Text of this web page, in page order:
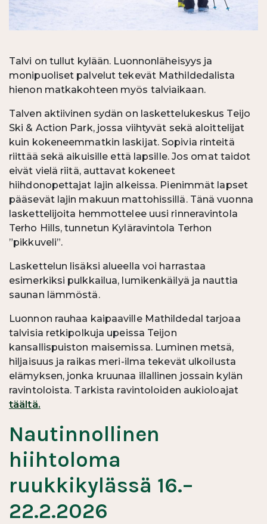
Talvi on tullut kylään. Luonnonläheisyys ja
monipuoliset palvelut tekevät Mathildedalista
hienon matkakohteen myös talviaikaan.
Talven aktiivinen sydän on laskettelukeskus Teijo
Ski & Action Park, jossa viihtyvät sekä aloittelijat
kuin kokeneemmatkin laskijat. Sopivia rinteitä
riittää sekä aikuisille että lapsille. Jos omat taidot
eivät vielä riitä, auttavat kokeneet
hiihdonopettajat lajin alkeissa. Pienimmät lapset
pääsevät lajin makuun mattohissillä. Tänä vuonna
laskettelijoita hemmottelee uusi rinneravintola
Terho Hills, tunnetun Kyläravintola Terhon
”pikkuveli”.
Laskettelun lisäksi alueella voi harrastaa
esimerkiksi pulkkailua, lumikenkäilyä ja nauttia
saunan lämmöstä.
Luonnon rauhaa kaipaaville Mathildedal tarjoaa
talvisia retkipolkuja upeissa Teijon
kansallispuiston maisemissa. Luminen metsä,
hiljaisuus ja raikas meri-ilma tekevät ulkoilusta
elämyksen, jonka kruunaa illallinen jossain kylän
ravintoloista. Tarkista ravintoloiden aukioloajat
täältä.
Nautinnollinen
hiihtoloma
ruukkikylässä 16.–
22.2.2026